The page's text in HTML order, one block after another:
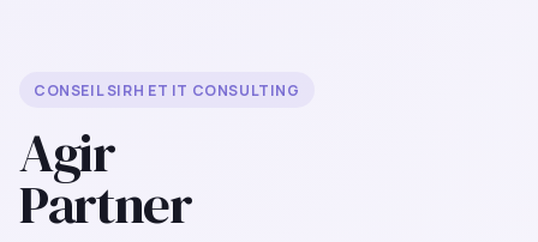
CONSEIL SIRH ET IT CONSULTING
Agir
Partner